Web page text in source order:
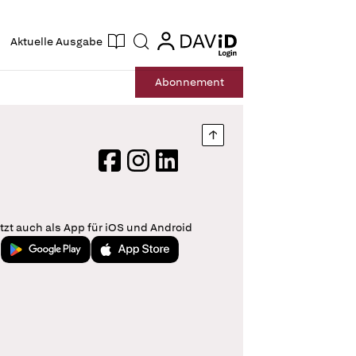
Aktuelle Ausgabe Suche login
login
Abonnement
Nach oben springen
FacebookInstagram
LinkedIn
auch als App für iOS und Android
Jetzt bei Google PlayLaden im App Store